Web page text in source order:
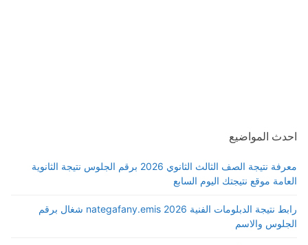
احدث المواضيع
معرفة نتيجة الصف الثالث الثانوي 2026 برقم الجلوس نتيجة الثانوية
العامة موقع نتيجتك اليوم السابع
رابط نتيجة الدبلومات الفنية 2026 nategafany.emis شغال برقم
الجلوس والاسم